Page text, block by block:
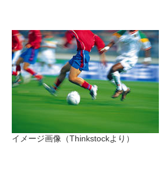
イメージ画像（Thinkstockより）